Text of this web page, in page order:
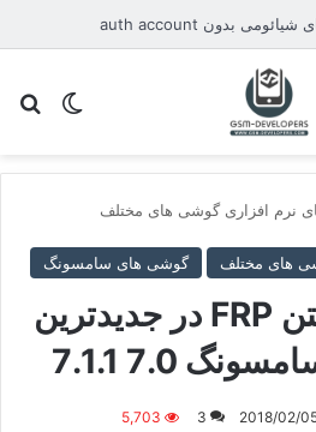
تغییر
نرم افزاری گوشی های مختلف
های مختلف گوشی های سامسونگ
آموزش برداشتن FRP در جدیدترین
7.0 7.1.1
2018/02/
3
5,703